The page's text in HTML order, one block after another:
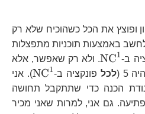
בא ברינגטון ופוצץ את הכל כשהוכיח שלא רק
באמצעות תוכניות מתפצלות
ב- NC1
. ולא רק שאפשר, אלא
5 (
לכל פונקציה ב- NC1
). אני
הכנה כדי שתתקבל תחושה
גם אני, למרות שאני מכיר